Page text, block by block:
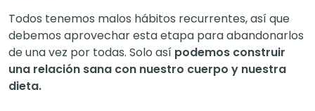
Todos tenemos malos hábitos recurrentes, así que
debemos aprovechar esta etapa para abandonarlos
de una vez por todas. Solo así podemos construir
una relación sana con nuestro cuerpo y nuestra
dieta.